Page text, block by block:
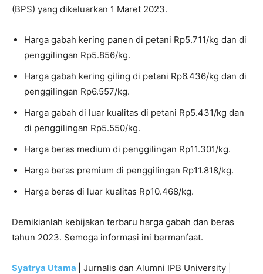
(BPS) yang dikeluarkan 1 Maret 2023.
Harga gabah kering panen di petani Rp5.711/kg dan di
penggilingan Rp5.856/kg.
Harga gabah kering giling di petani Rp6.436/kg dan di
penggilingan Rp6.557/kg.
Harga gabah di luar kualitas di petani Rp5.431/kg dan
di penggilingan Rp5.550/kg.
Harga beras medium di penggilingan Rp11.301/kg.
Harga beras premium di penggilingan Rp11.818/kg.
Harga beras di luar kualitas Rp10.468/kg.
Demikianlah kebijakan terbaru harga gabah dan beras
tahun 2023. Semoga informasi ini bermanfaat.
Syatrya Utama
| Jurnalis dan Alumni IPB University |